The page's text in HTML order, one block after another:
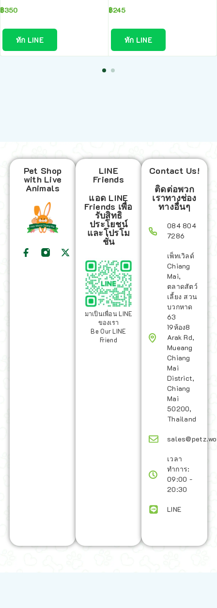
฿350
ทัก LINE
฿245
ทัก LINE
Pet Shop
with Live
Animals
LINE
Friends
แอด LINE
Friends เพื่อ
รับสิทธิ
ประโยชน์
และโปรโม
ชั่น
มาเป็นเพื่อน LINE
ของเรา
Be Our LINE
Friend
Contact Us!
ติดต่อพวก
เราทางช่อง
ทางอื่นๆ
084 804
7286
เพ็ทเวิลด์
Chiang
Mai,
ตลาดสัตว์
เลี้ยง สวน
บวกหาด
63
19ห้อง8
Arak Rd,
Mueang
Chiang
Mai
District,
Chiang
Mai
50200,
Thailand
เวลา
ทำการ:
09:00 -
20:30
LINE